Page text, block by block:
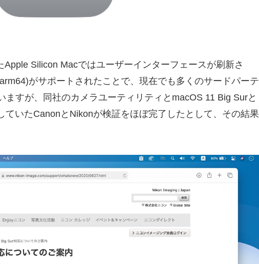
Silicon Macではユーザーインターフェースが刷新さ
がサポートされたことで、現在でも多くのサードパーテ
ますが、同社のカメラユーティリティとmacOS 11 Big Surと
ていたCanonとNikonが検証をほぼ完了したとして、その結果